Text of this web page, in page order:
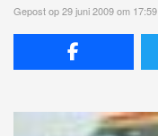
Gepost op 29 juni 2009 om 17:59